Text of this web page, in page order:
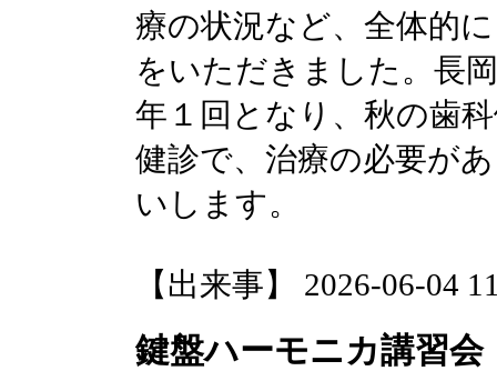
療の状況など、全体的
をいただきました。長
年１回となり、秋の歯
健診で、治療の必要が
いします。
【出来事】 2026-06-04
鍵盤ハーモニカ講習会